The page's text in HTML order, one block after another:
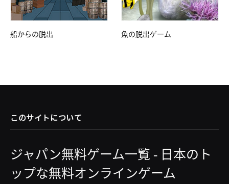
船からの脱出 魚の脱出ゲーム
このサイトについて
ジャパン無料ゲーム一覧 - 日本のト
ップな無料オンラインゲーム